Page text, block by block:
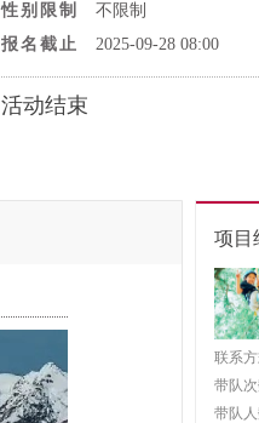
性别限制
不限制
报名截止
2025-09-28 08:00
活动结束
项目
联系方
带队次
带队人